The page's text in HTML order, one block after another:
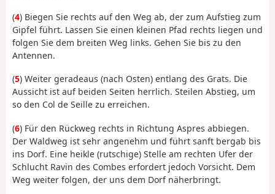
(4) Biegen Sie rechts auf den Weg ab, der zum Aufstieg zum
Gipfel führt. Lassen Sie einen kleinen Pfad rechts liegen und
folgen Sie dem breiten Weg links. Gehen Sie bis zu den
Antennen.
(5) Weiter geradeaus (nach Osten) entlang des Grats. Die
Aussicht ist auf beiden Seiten herrlich. Steilen Abstieg, um
so den Col de Seille zu erreichen.
(6) Für den Rückweg rechts in Richtung Aspres abbiegen.
Der Waldweg ist sehr angenehm und führt sanft bergab bis
ins Dorf. Eine heikle (rutschige) Stelle am rechten Ufer der
Schlucht Ravin des Combes erfordert jedoch Vorsicht. Dem
Weg weiter folgen, der uns dem Dorf näherbringt.